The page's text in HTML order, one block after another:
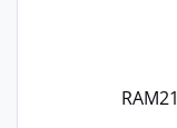
RAM21